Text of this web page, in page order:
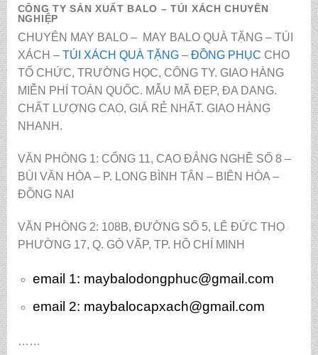
CÔNG TY SẢN XUẤT BALO – TÚI XÁCH CHUYÊN
NGHIỆP
CHUYÊN MAY BALO – MAY BALO QUÀ TẶNG – TÚI
XÁCH – TÚI XÁCH QUÀ TẶNG– ĐỒNG PHỤC CHO
TỔ CHỨC, TRƯỜNG HỌC, CÔNG TY. GIAO HÀNG
MIỄN PHÍ TOÀN QUỐC. MẪU MÃ ĐẸP, ĐA DANG.
CHẤT LƯỢNG CAO, GIÁ RẺ NHẤT. GIAO HÀNG
NHANH.
VĂN PHÒNG 1: CỔNG 11, CAO ĐẲNG NGHỀ SỐ 8 –
BÙI VĂN HÒA – P. LONG BÌNH TÂN – BIÊN HÒA –
ĐỒNG NAI
VĂN PHÒNG 2: 108B, ĐƯỜNG SỐ 5, LÊ ĐỨC THỌ
PHƯỜNG 17, Q. GÒ VẤP, TP. HỒ CHÍ MINH
email 1: maybalodongphuc@gmail.com
email 2: maybalocapxach@gmail.com
……